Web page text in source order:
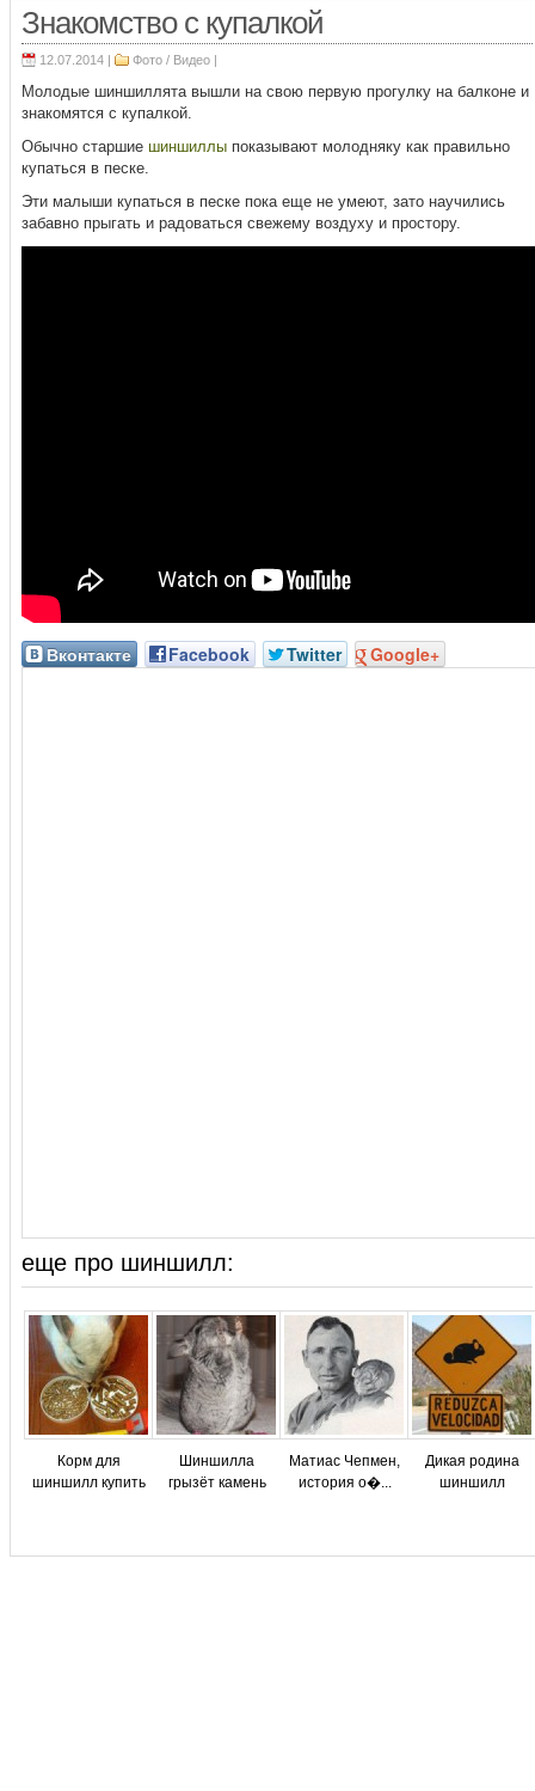
Знакомство с купалкой
12.07.2014 | Фото / Видео |
Молодые шиншиллята вышли на свою первую прогулку на балконе и
знакомятся с купалкой.
Обычно старшие шиншиллы показывают молодняку как правильно
купаться в песке.
Эти малыши купаться в песке пока еще не умеют, зато научились
забавно прыгать и радоваться свежему воздуху и простору.
Вконтакте Facebook Twitter Google+
еще про шиншилл:
Корм для
шиншилл купить
Шиншилла
грызёт камень
Матиас Чепмен,
история о�...
Дикая родина
шиншилл